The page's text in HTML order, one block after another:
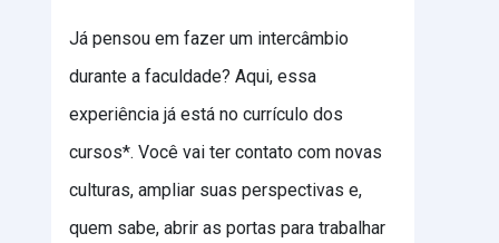
Já pensou em fazer um intercâmbio
durante a faculdade? Aqui, essa
experiência já está no currículo dos
cursos*. Você vai ter contato com novas
culturas, ampliar suas perspectivas e,
quem sabe, abrir as portas para trabalhar